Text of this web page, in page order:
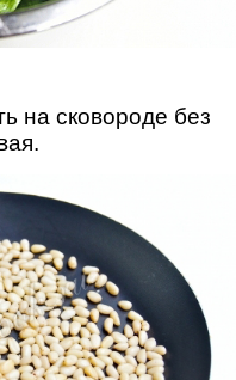
на сковороде без